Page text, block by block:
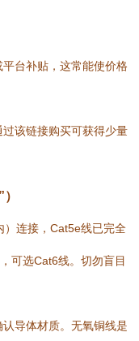
台补贴，这常能使价格
该链接购买可获得少量
）连接，Cat5e线已完全
可选Cat6线。切勿盲目
导体材质。无氧铜线是